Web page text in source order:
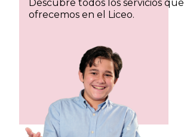
Descubre todos los servicios que
ofrecemos en el Liceo.